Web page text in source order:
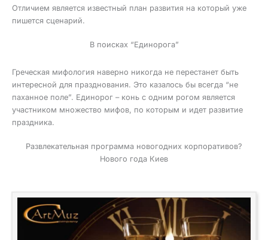
Отличием является известный план развития на который уже
пишется сценарий.
В поисках “Единорога”
Греческая мифология наверно никогда не перестанет быть
интересной для празднования. Это казалось бы всегда “не
паханное поле”. Единорог – конь с одним рогом является
участником множество мифов, по которым и идет развитие
праздника.
Развлекательная программа новогодних корпоративов?
Нового года Киев